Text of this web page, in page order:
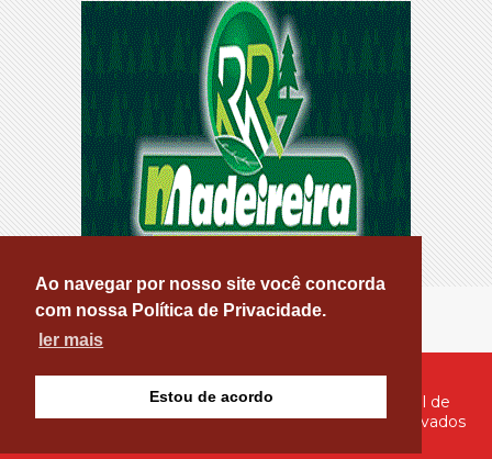
Ao navegar por nosso site você concorda
com nossa Política de Privacidade.
ler mais
Estou de acordo
© Copyright 2026 - PATOS ONLINE - O seu Portal de
Notícias de Patos e Região - Todos os direitos reservados